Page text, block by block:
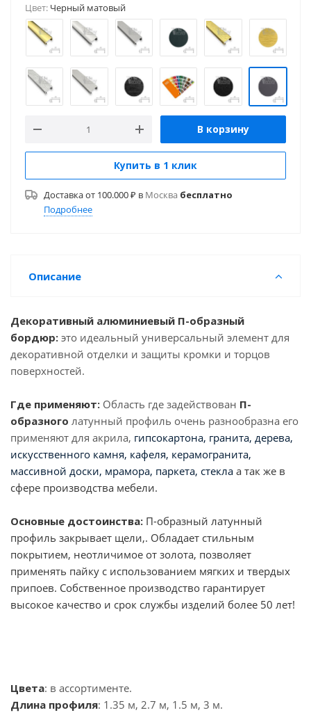
Цвет: Черный матовый
В корзину
Купить в 1 клик
Доставка от 100.000 ₽ в Москва бесплатно
Подробнее
Описание
Декоративный алюминиевый П-образный
бордюр: это идеальный универсальный элемент для
декоративной отделки и защиты кромки и торцов
поверхностей.
Где применяют: Область где задействован П-
образного латунный профиль очень разнообразна его
применяют для акрила, гипсокартона, гранита, дерева,
искусственного камня, кафеля, керамогранита,
массивной доски, мрамора, паркета, стекла а так же в
сфере производства мебели.
Основные достоинства: П-образный латунный
профиль закрывает щели,. Обладает стильным
покрытием, неотличимое от золота, позволяет
применять пайку с использованием мягких и твердых
припоев. Собственное производство гарантирует
высокое качество и срок службы изделий более 50 лет!
Цвета: в ассортименте.
Длина профиля: 1.35 м, 2.7 м, 1.5 м, 3 м.